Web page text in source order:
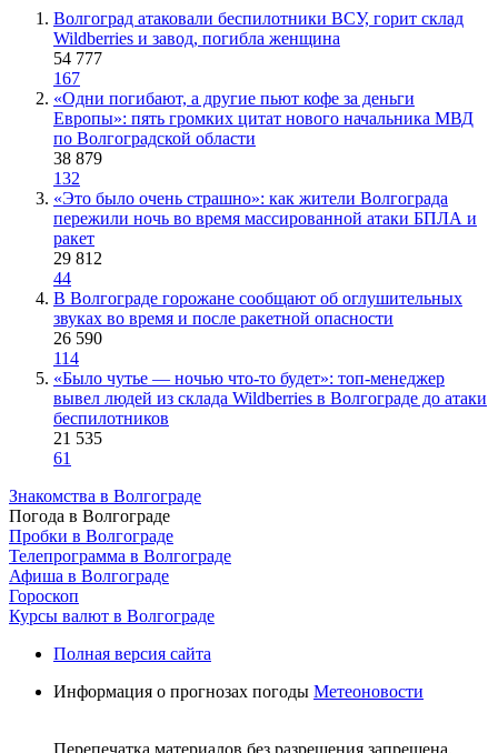
Волгоград атаковали беспилотники ВСУ, горит склад
Wildberries и завод, погибла женщина
54 777
167
«Одни погибают, а другие пьют кофе за деньги
Европы»: пять громких цитат нового начальника МВД
по Волгоградской области
38 879
132
«Это было очень страшно»: как жители Волгограда
пережили ночь во время массированной атаки БПЛА и
ракет
29 812
44
В Волгограде горожане сообщают об оглушительных
звуках во время и после ракетной опасности
26 590
114
«Было чутье — ночью что-то будет»: топ-менеджер
вывел людей из склада Wildberries в Волгограде до атаки
беспилотников
21 535
61
Знакомства в Волгограде
Погода в Волгограде
Пробки в Волгограде
Телепрограмма в Волгограде
Афиша в Волгограде
Гороскоп
Курсы валют в Волгограде
Полная версия сайта
Информация о прогнозах погоды Метеоновости